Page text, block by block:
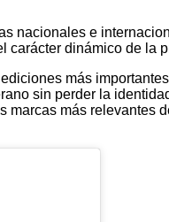
nacionales e
carácter dinámico de la
más
sin perder la
más relevantes